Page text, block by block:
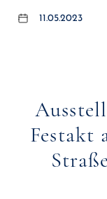
11.05.2023
Festakt